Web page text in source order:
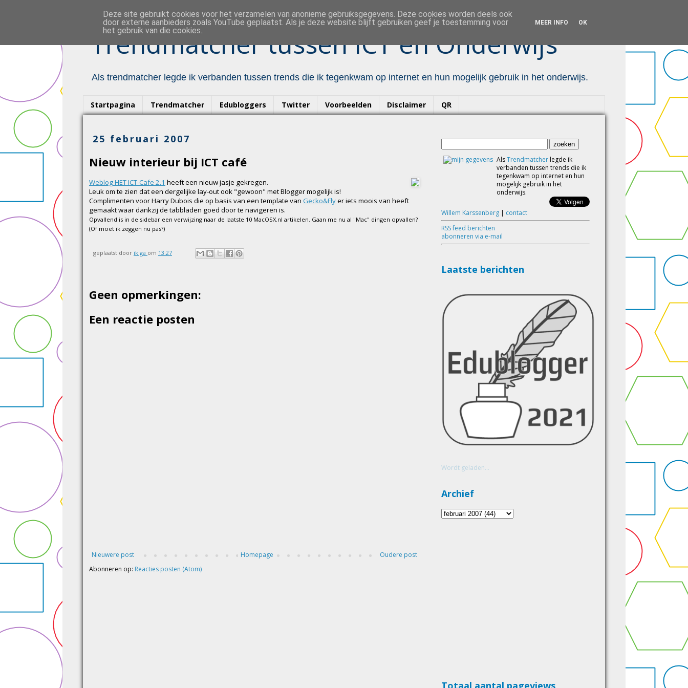
Trendmatcher tussen ICT en Onderwijs ™
Als trendmatcher legde ik verbanden tussen trends die ik tegenkwam op internet en hun mogelijk gebruik in het onderwijs.
Startpagina Trendmatcher Edubloggers Twitter Voorbeelden Disclaimer QR
25 februari 2007
Nieuw interieur bij ICT café
Weblog HET ICT-Cafe 2.1 heeft een nieuw jasje gekregen.
Leuk om te zien dat een dergelijke lay-out ook "gewoon" met Blogger mogelijk is!
Complimenten voor Harry Dubois die op basis van een template van Gecko&Flyer iets moois van heeft
gemaakt waar dankzij de tabbladen goed door te navigeren is.
Opvallend is in de sidebar een verwijzing naar de laatste 10 MacOSX.nl artikelen. Gaan me nu al "Mac" dingen opvallen?
(Of moet ik zeggen nu pas?)
geplaatst door ik ga om 13:27
Geen opmerkingen:
Een reactie posten
Nieuwere post Oudere post
Homepage
Abonneren op: Reacties posten (Atom)
AlsTrendmatcher legde ik
verbanden tussen trends die ik
tegenkwam op internet en hun
mogelijk gebruik in het
onderwijs.
Willem Karssenberg | contact
RSS feed berichten
abonneren via e-mail
Laatste berichten
Wordt geladen...
Archief
Totaal aantal pageviews
Deze site gebruikt cookies voor het verzamelen van anonieme gebruiksgegevens. Deze cookies worden deels ook
door externe aanbieders zoals YouTube geplaatst. Als je deze website blijft gebruiken geef je toestemming voor
het gebruik van die cookies..
MEER INFO OK